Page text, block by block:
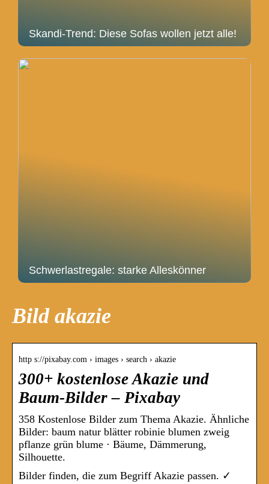
Skandi-Trend: Diese Sofas wollen jetzt alle!
Schwerlastregale: starke Alleskönner
Bild akazie
http s://pixabay.com › images › search › akazie
300+ kostenlose Akazie und
Baum-Bilder – Pixabay
358 Kostenlose Bilder zum Thema Akazie. Ähnliche
Bilder: baum natur blätter robinie blumen zweig
pflanze grün blume · Bäume, Dämmerung,
Silhouette.
Bilder finden, die zum Begriff Akazie passen. ✓